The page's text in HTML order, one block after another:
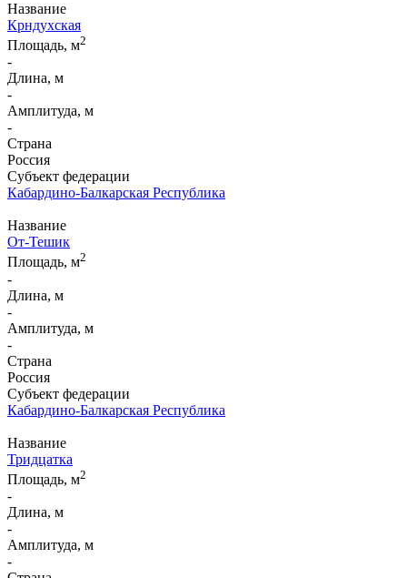
Название
Крндухская
Площадь, м2
-
Длина, м
-
Амплитуда, м
-
Страна
Россия
Субъект федерации
Кабардино-Балкарская Республика
Название
От-Тешик
Площадь, м2
-
Длина, м
-
Амплитуда, м
-
Страна
Россия
Субъект федерации
Кабардино-Балкарская Республика
Название
Тридцатка
Площадь, м2
-
Длина, м
-
Амплитуда, м
-